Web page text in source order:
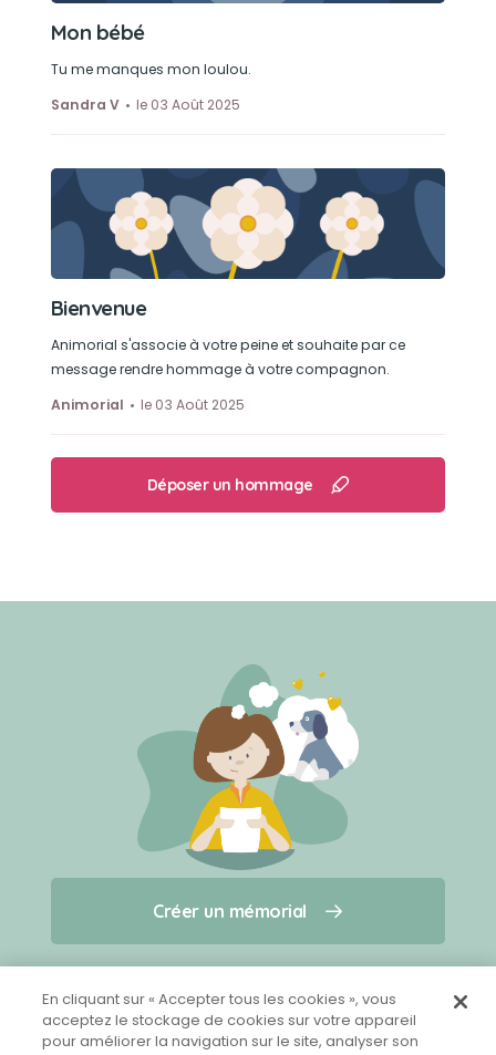
Créer un mémorial
Qui sommes-nous ?
Nous contacter
Mon bébé
Tu me manques mon loulou.
Sandra V
le 03 Août 2025
Bienvenue
Animorial s'associe à votre peine et souhaite par ce
message rendre hommage à votre compagnon.
Animorial
le 03 Août 2025
Déposer un hommage
Créer un mémorial
En cliquant sur « Accepter tous les cookies », vous
acceptez le stockage de cookies sur votre appareil
pour améliorer la navigation sur le site, analyser son